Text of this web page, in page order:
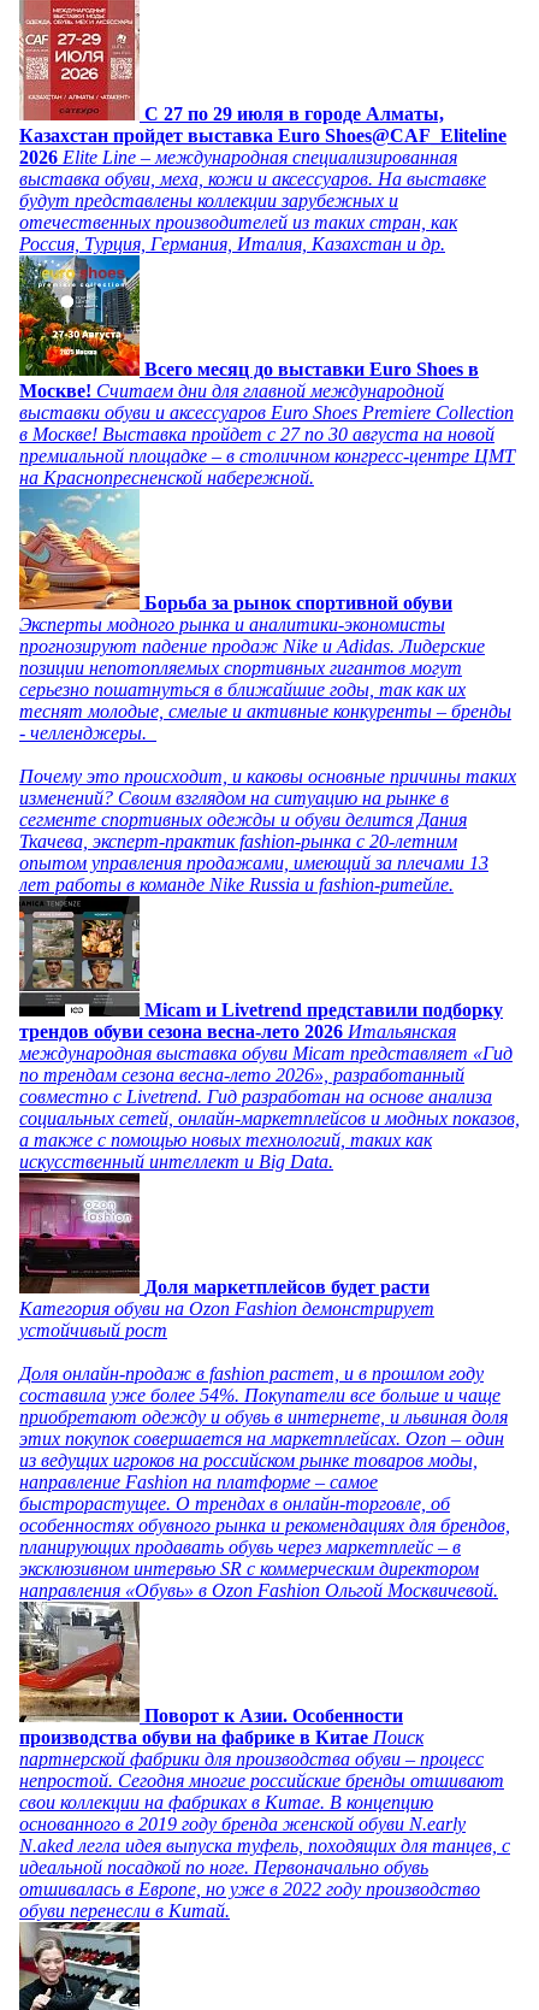
C 27 по 29 июля в городе Алматы,
Казахстан пройдет выставка Euro Shoes@CAF_Eliteline
2026 Elite Line – международная специализированная
выставка обуви, меха, кожи и аксессуаров. На выставке
будут представлены коллекции зарубежных и
отечественных производителей из таких стран, как
Россия, Турция, Германия, Италия, Казахстан и др.
Всего месяц до выставки Euro Shoes в
Москве! Считаем дни для главной международной
выставки обуви и аксессуаров Euro Shoes Premiere Collection
в Москве! Выставка пройдет с 27 по 30 августа на новой
премиальной площадке – в столичном конгресс-центре ЦМТ
на Краснопресненской набережной.
Борьба за рынок спортивной обуви
Эксперты модного рынка и аналитики-экономисты
прогнозируют падение продаж Nike и Adidas. Лидерские
позиции непотопляемых спортивных гигантов могут
серьезно пошатнуться в ближайшие годы, так как их
теснят молодые, смелые и активные конкуренты – бренды
- челленджеры.
Почему это происходит, и каковы основные причины таких
изменений? Своим взглядом на ситуацию на рынке в
сегменте спортивных одежды и обуви делится Дания
Ткачева, эксперт-практик fashion-рынка с 20-летним
опытом управления продажами, имеющий за плечами 13
лет работы в команде Nike Russia и fashion-ритейле.
Micam и Livetrend представили подборку
трендов обуви сезона весна-лето 2026 Итальянская
международная выставка обуви Micam представляет «Гид
по трендам сезона весна-лето 2026», разработанный
совместно с Livetrend. Гид разработан на основе анализа
социальных сетей, онлайн-маркетплейсов и модных показов,
а также с помощью новых технологий, таких как
искусственный интеллект и Big Data.
Доля маркетплейсов будет расти
Категория обуви на Ozon Fashion демонстрирует
устойчивый рост
Доля онлайн-продаж в fashion растет, и в прошлом году
составила уже более 54%. Покупатели все больше и чаще
приобретают одежду и обувь в интернете, и львиная доля
этих покупок совершается на маркетплейсах. Ozon – один
из ведущих игроков на российском рынке товаров моды,
направление Fashion на платформе – самое
быстрорастущее. О трендах в онлайн-торговле, об
особенностях обувного рынка и рекомендациях для брендов,
планирующих продавать обувь через маркетплейс – в
эксклюзивном интервью SR с коммерческим директором
направления «Обувь» в Ozon Fashion Ольгой Москвичевой.
Поворот к Азии. Особенности
производства обуви на фабрике в Китае Поиск
партнерской фабрики для производства обуви – процесс
непростой. Сегодня многие российские бренды отшивают
свои коллекции на фабриках в Китае. В концепцию
основанного в 2019 году бренда женской обуви N.early
N.aked легла идея выпуска туфель, походящих для танцев, с
идеальной посадкой по ноге. Первоначально обувь
отшивалась в Европе, но уже в 2022 году производство
обуви перенесли в Китай.